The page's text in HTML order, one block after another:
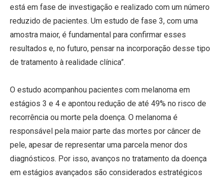
está em fase de investigação e realizado com um número
reduzido de pacientes. Um estudo de fase 3, com uma
amostra maior, é fundamental para confirmar esses
resultados e, no futuro, pensar na incorporação desse tipo
de tratamento à realidade clínica”.
O estudo acompanhou pacientes com melanoma em
estágios 3 e 4 e apontou redução de até 49% no risco de
recorrência ou morte pela doença. O melanoma é
responsável pela maior parte das mortes por câncer de
pele, apesar de representar uma parcela menor dos
diagnósticos. Por isso, avanços no tratamento da doença
em estágios avançados são considerados estratégicos